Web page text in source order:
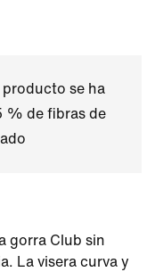
producto se ha
% de fibras de
gorra Club sin
La visera curva y